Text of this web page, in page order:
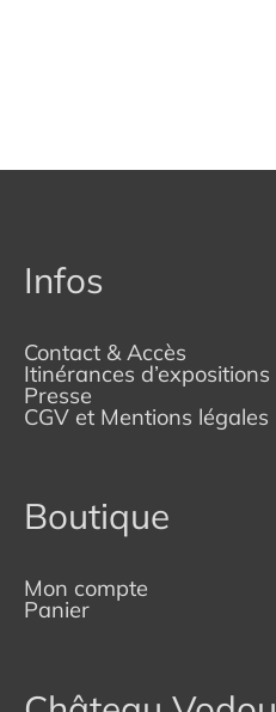
Infos
Contact & Accès
Itinérances d’expositions
Presse
CGV et Mentions légales
Boutique
Mon compte
Panier